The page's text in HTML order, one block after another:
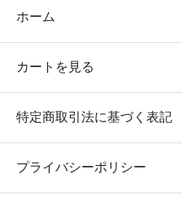
ホーム
カートを見る
特定商取引法に基づく表記
プライバシーポリシー